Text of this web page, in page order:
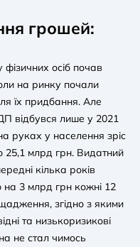
грошей:
фізичних осіб почав
на ринку почали
їх придбання. Але
відбувся лише у 2021
руках у населення зріс
25,1 млрд грн. Видатний
кілька років
на 3 млрд грн кожні 12
згідно з якими
та низькоризикові
не стал чимось